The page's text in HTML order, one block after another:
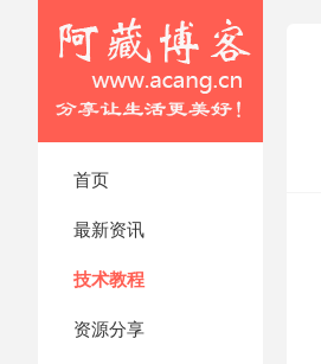
首页
最新资讯
技术教程
资源分享